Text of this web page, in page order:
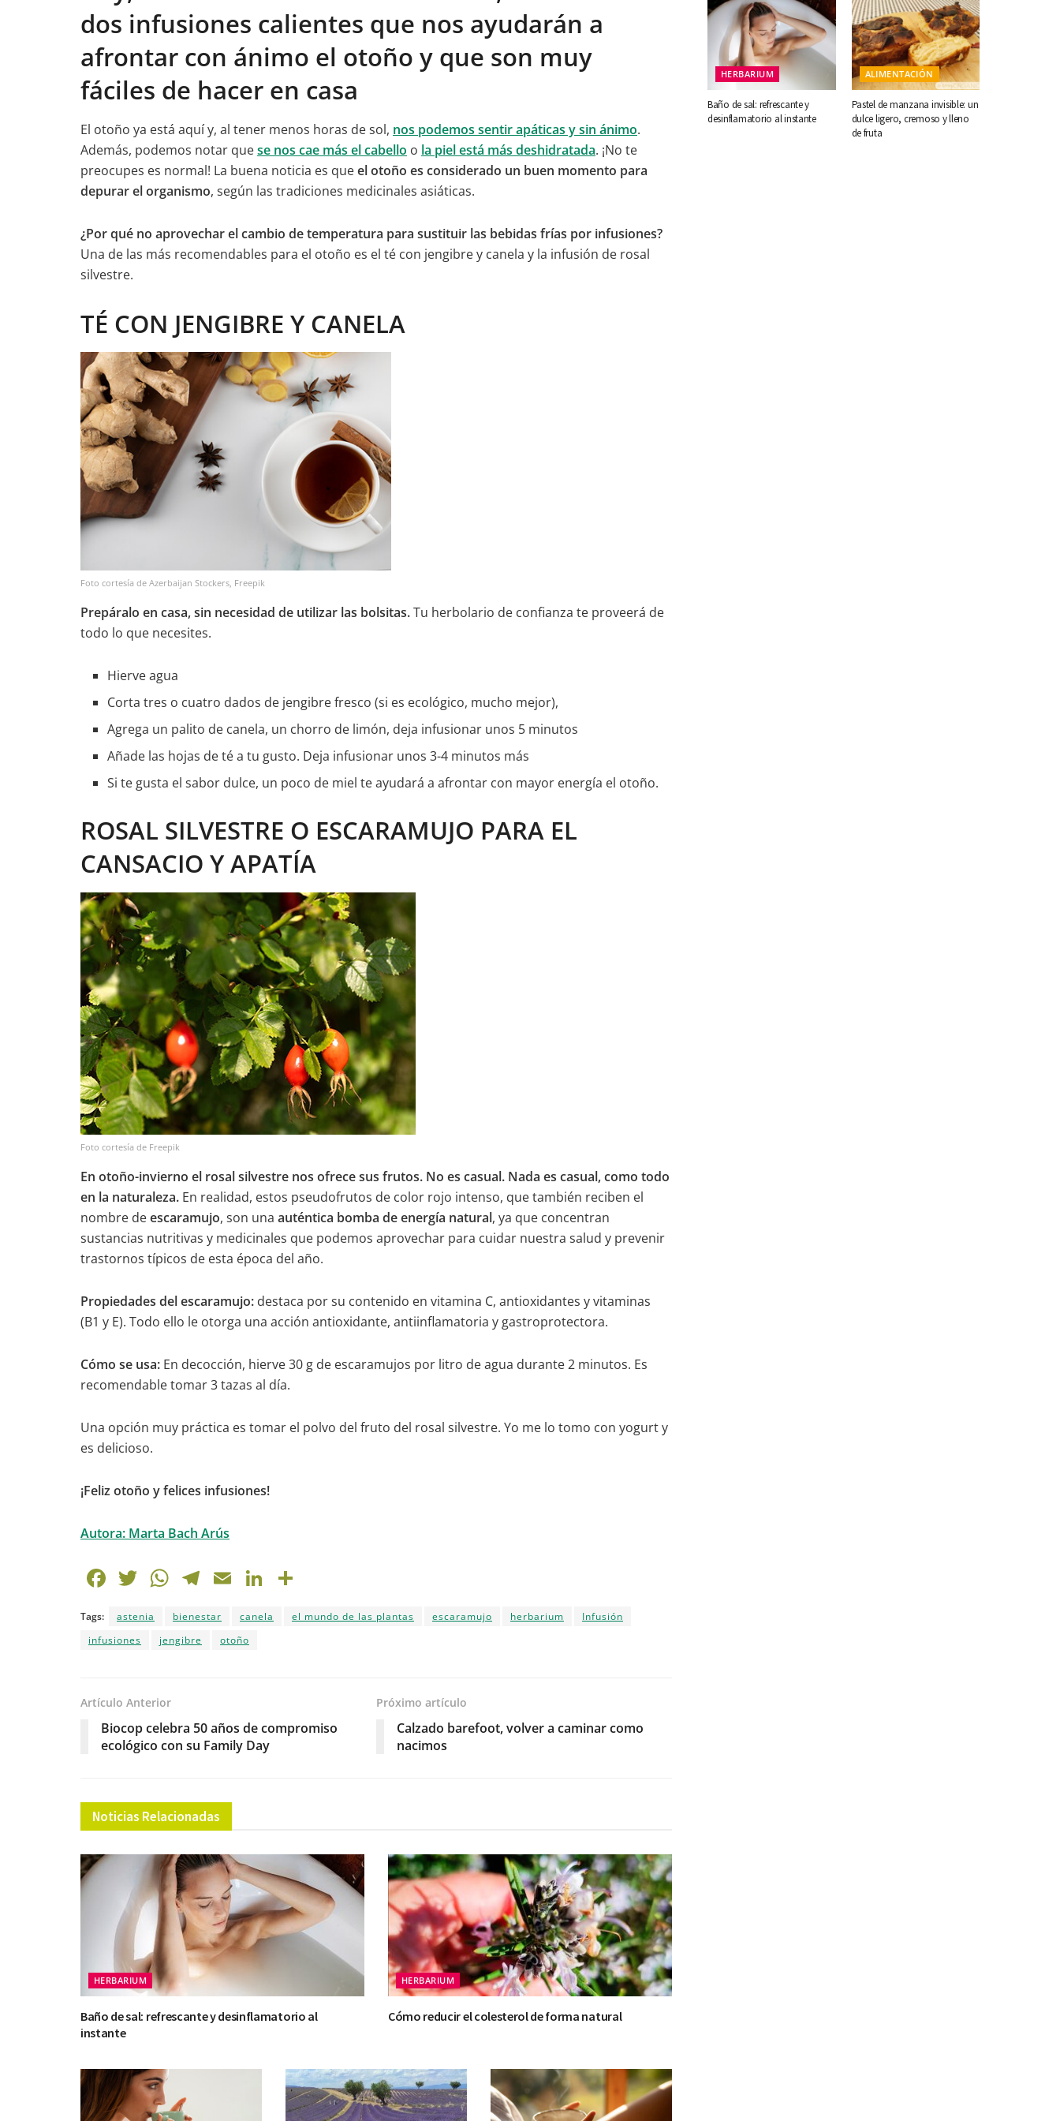
e
b
o
o
er s
A
p
p
gr
a
m
l e
dI
n
p
ar
tir
dos infusiones calientes que nos ayudarán a
afrontar con ánimo el otoño y que son muy
fáciles de hacer en casa
El otoño ya está aquí y, al tener menos horas de sol, nos podemos sentir apáticas y sin ánimo.
Además, podemos notar quese nos cae más el cabello o la piel está más deshidratada. ¡No te
preocupes es normal! La buena noticia es queel otoño es considerado un buen momento para
depurar el organismo, según las tradiciones medicinales asiáticas.
¿Por qué no aprovechar el cambio de temperatura para sustituir las bebidas frías por infusiones?
Una de las más recomendables para el otoño es el té con jengibre y canela y la infusión de rosal
silvestre.
TÉ CON JENGIBRE Y CANELA
Foto cortesía de Azerbaijan Stockers, Freepik
Prepáralo en casa, sin necesidad de utilizar las bolsitas.Tu herbolario de confianza te proveerá de
todo lo que necesites.
Hierve agua
Corta tres o cuatro dados de jengibre fresco (si es ecológico, mucho mejor),
Agrega un palito de canela, un chorro de limón, deja infusionar unos 5 minutos
Añade las hojas de té a tu gusto. Deja infusionar unos 3-4 minutos más
Si te gusta el sabor dulce, un poco de miel te ayudará a afrontar con mayor energía el otoño.
ROSAL SILVESTRE O ESCARAMUJO PARA EL
CANSACIO Y APATÍA
Foto cortesía de Freepik
En otoño-invierno el rosal silvestre nos ofrece sus frutos. No es casual. Nada es casual, como todo
en la naturaleza. En realidad, estos pseudofrutos de color rojo intenso, que también reciben el
nombre deescaramujo, son una auténtica bomba de energía natural, ya que concentran
sustancias nutritivas y medicinales que podemos aprovechar para cuidar nuestra salud y prevenir
trastornos típicos de esta época del año.
Propiedades del escaramujo: destaca por su contenido en vitamina C, antioxidantes y vitaminas
(B1 y E). Todo ello le otorga una acción antioxidante, antiinflamatoria y gastroprotectora.
Cómo se usa: En decocción, hierve 30 g de escaramujos por litro de agua durante 2 minutos. Es
recomendable tomar 3 tazas al día.
Una opción muy práctica es tomar el polvo del fruto del rosal silvestre. Yo me lo tomo con yogurt y
es delicioso.
¡Feliz otoño y felices infusiones!
Autora: Marta Bach Arús
F
c
e
o
o
k
T
itt
er
W
at
s
p
T
e
gr
E
ai
l
Li
k m
Tags: astenia bienestar canela el mundo de las plantas escaramujo herbarium
Infusión
infusiones
jengibre otoño
Artículo Anterior
Biocop celebra 50 años de compromiso
ecológico con su Family Day
Próximo artículo
Calzado barefoot, volver a caminar como
nacimos
Noticias Relacionadas
HERBARIUM
Baño de sal: refrescante y desinflamatorio al
instante
HERBARIUM
Cómo reducir el colesterol de forma natural
HERBARIUM
Baño de sal: refrescante y
desinflamatorio al instante
ALIMENTACIÓN
Pastel de manzana invisible: un
dulce ligero, cremoso y lleno
de fruta